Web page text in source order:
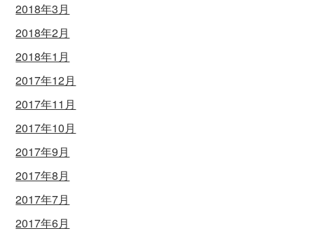
2018年3月
2018年2月
2018年1月
2017年12月
2017年11月
2017年10月
2017年9月
2017年8月
2017年7月
2017年6月